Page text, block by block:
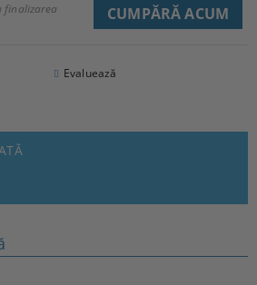
finalizarea
Evaluează